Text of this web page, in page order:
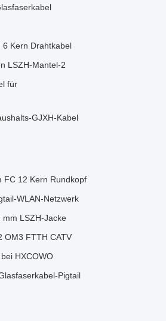
6 Kern Drahtkabel
LSZH-Mantel-2
für
GJXH-Kabel
FC 12 Kern Rundkopf
WLAN-Netzwerk
mm LSZH-Jacke
OM3 FTTH CATV
HXCOWO
Pigtail